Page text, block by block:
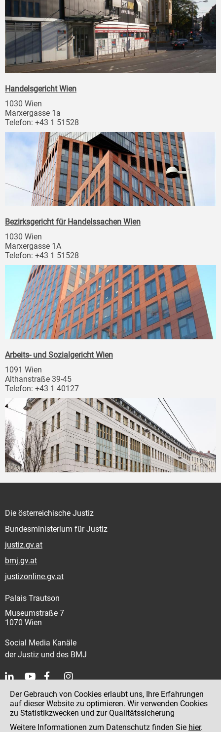
Handelsgericht Wien
1030 Wien
Marxergasse 1a
Telefon: +43 1 51528
Bezirksgericht für Handelssachen Wien
1030 Wien
Marxergasse 1A
Telefon: +43 1 51528
Arbeits- und Sozialgericht Wien
1091 Wien
Althanstraße 39-45
Telefon: +43 1 40127
Die österreichische Justiz
Bundesministerium für Justiz
justiz.gv.at
bmj.gv.at
justizonline.gv.at
Palais Trautson
Museumstraße 7
1070 Wien
Social Media Kanäle
der Justiz und des BMJ
Kontakt
Impressum
Datenschutz
Der Gebrauch von Cookies erlaubt uns, Ihre Erfahrungen
auf dieser Website zu optimieren. Wir verwenden Cookies
zu Statistikzwecken und zur Qualitätssicherung
Weitere Informationen zum Datenschutz finden Sie hier.